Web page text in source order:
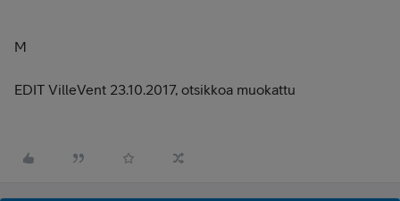
M
EDIT VilleVent 23.10.2017, otsikkoa muokattu